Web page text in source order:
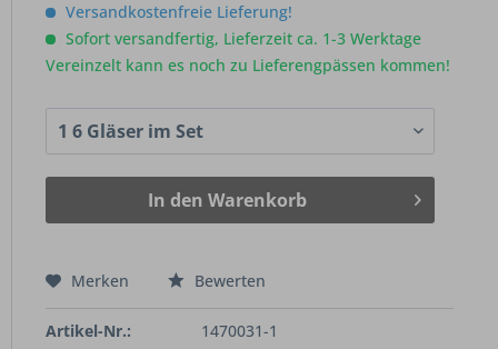
Versandkostenfreie Lieferung!
Sofort versandfertig, Lieferzeit ca. 1-3 Werktage
Vereinzelt kann es noch zu Lieferengpässen kommen!
In den Warenkorb
Merken Bewerten
Artikel-Nr.:
1470031-1